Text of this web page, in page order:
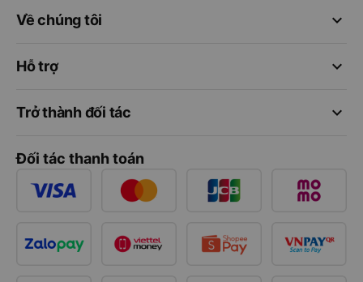
keyboard_arrow_down
Về chúng tôi
keyboard_arrow_down
Hỗ trợ
keyboard_arrow_down
Trở thành đối tác
Đối tác thanh toán